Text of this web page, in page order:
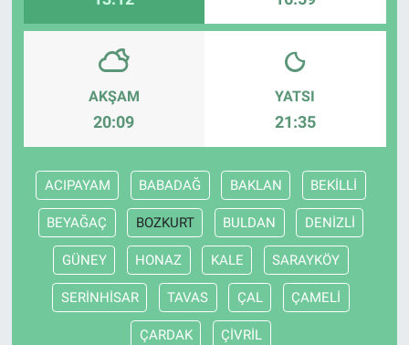
AKŞAM
20:09
YATSI
21:35
ACIPAYAM BABADAĞ BAKLAN BEKİLLİ
BEYAĞAÇ BOZKURT BULDAN DENİZLİ
GÜNEY HONAZ KALE SARAYKÖY
SERİNHİSAR TAVAS ÇAL ÇAMELİ
ÇARDAK ÇİVRİL